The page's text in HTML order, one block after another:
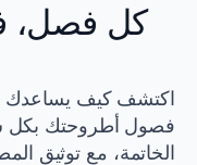
[Zhang, 2023]
[Yamamoto, 2024]
كل فصل،